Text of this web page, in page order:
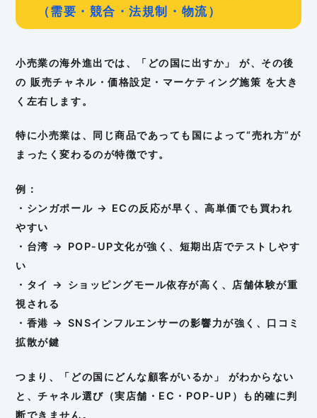
（需要・競合・法規制・物流）
小売業の海外進出では、「どの国に出すか」 が、その後
の 販売チャネル・価格設定・マーケティング施策 を大き
く左右します。
特に小売業は、同じ商品であっても国によって“売れ方”が
まったく変わるのが特徴です。
例：
・シンガポール → ECの反応が早く、高単価でも買われ
やすい
・台湾 → POP-UP文化が強く、短期出店でテストしやす
い
・タイ → ショッピングモール依存が高く、店舗体験が重
視される
・香港 → SNSインフルエンサーの影響力が強く、口コミ
拡散が鍵
つまり、「どの国にどんな顧客がいるか」 がわからない
と、チャネル選び（実店舗・EC・POP-UP）も的確に判
断できません。